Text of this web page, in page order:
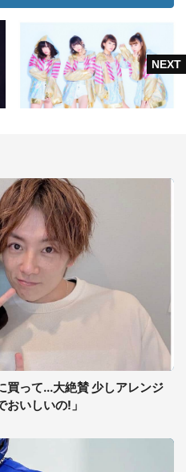
買って...大絶賛 少しアレンジ
いしいの!」